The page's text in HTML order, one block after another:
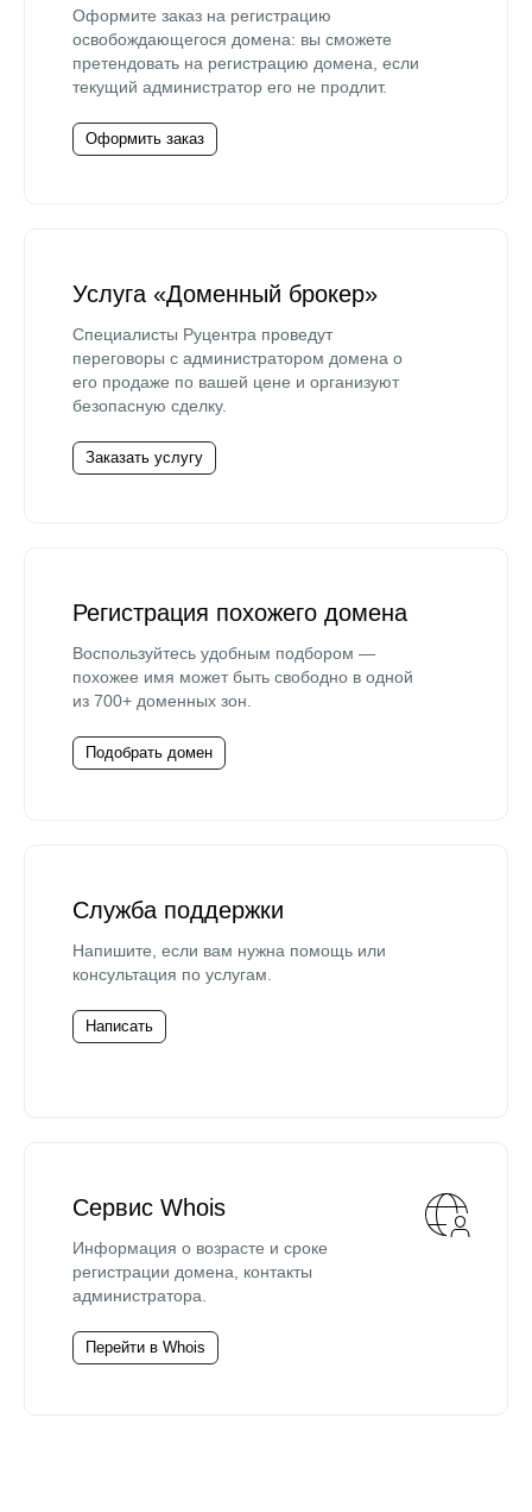
Оформите заказ на регистрацию
освобождающегося домена: вы сможете
претендовать на регистрацию домена, если
текущий администратор его не продлит.
Оформить заказ
Услуга «Доменный брокер»
Специалисты Руцентра проведут
переговоры с администратором домена о
его продаже по вашей цене и организуют
безопасную сделку.
Заказать услугу
Регистрация похожего домена
Воспользуйтесь удобным подбором —
похожее имя может быть свободно в одной
из 700+ доменных зон.
Подобрать домен
Служба поддержки
Напишите, если вам нужна помощь или
консультация по услугам.
Написать
Сервис Whois
Информация о возрасте и сроке
регистрации домена, контакты
администратора.
Перейти в Whois